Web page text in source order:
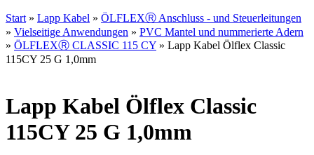
Start » Lapp Kabel » ÖLFLEXⓇ Anschluss - und Steuerleitungen
» Vielseitige Anwendungen » PVC Mantel und nummerierte Adern
» ÖLFLEXⓇ CLASSIC 115 CY » Lapp Kabel Ölflex Classic
115CY 25 G 1,0mm
Lapp Kabel Ölflex Classic
115CY 25 G 1,0mm